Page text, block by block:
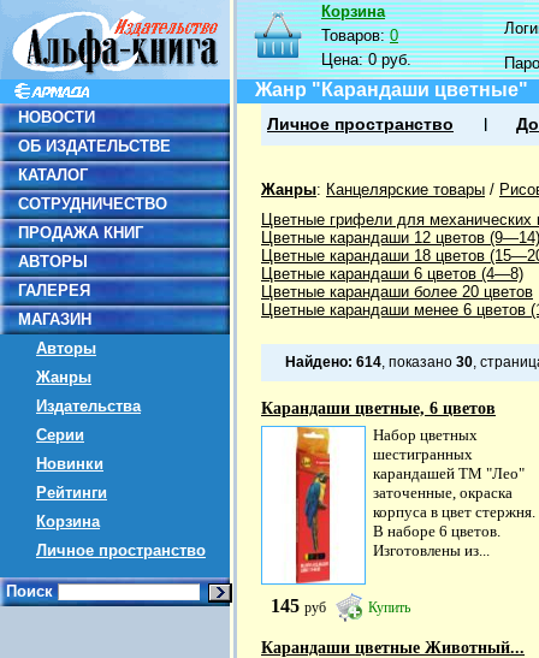
НОВОСТИ
ОБ ИЗДАТЕЛЬСТВЕ
КАТАЛОГ
СОТРУДНИЧЕСТВО
ПРОДАЖА КНИГ
АВТОРЫ
ГАЛЕРЕЯ
МАГАЗИН
Авторы
Жанры
Издательства
Серии
Новинки
Рейтинги
Корзина
Личное пространство
Поиск
Корзина
Товаров:0
Цена:0 руб.
Жанр "Карандаши цветные"
Личное пространство
Жанры: Канцелярские товары /
Цветные грифели для механических
Цветные карандаши 12 цветов (9—14)
Цветные карандаши 18 цветов
Цветные карандаши 6 цветов (4—8)
Цветные карандаши более 20 цветов
Цветные карандаши менее 6 цветов
Найдено: 614, показано 30,
Карандаши цветные, 6 цветов
Набор цветных
шестигранных
карандашей ТМ "Лео"
заточенные, окраска
корпуса в цвет стержня.
В наборе 6 цветов.
Изготовлены из...
145 руб Купить
Карандаши цветные Животный...